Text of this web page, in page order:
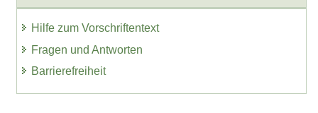
Hilfe zum Vorschriftentext
Fragen und Antworten
Barrierefreiheit